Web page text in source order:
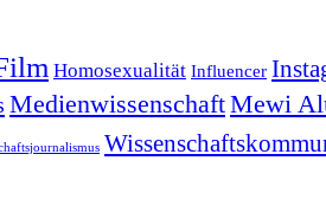
Homosexualität Influencer
MedienwissenschaftMewi